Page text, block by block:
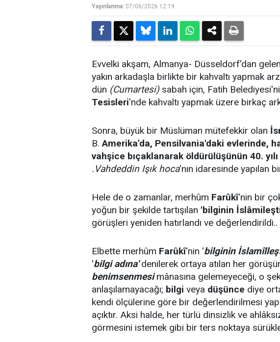
Yayınlanma: 07/06/2026 12:19
Evvelki akşam, Almanya- Düsseldorf'dan
yakın arkadaşla birlikte bir kahvaltı yapmak
dün (Cumartesi)sabah için, Fatih
Tesisleri'nde kahvaltı yapmak üzere birkaç
Sonra, büyük bir Müslüman mütefekkir olan
B.Amerika'da, Pensilvania'daki evlerinde,
vahşice bıçaklanarak öldürülüşünün 40.
.Vahdeddin Işık hoca'nın idaresinde yapılan
Hele de o zamanlar, merhûm Farûkî'nin bir
yoğun bir şekilde tartışılan 'bilginin
görüşleri yeniden hatırlandı ve değerlendirildi..
Elbette merhûm Farûkî'nin 'bilginin
'bilgi adına'denilerek ortaya atılan her
benimsenmesimânasına gelemeyeceği, o
anlaşılamayacağı; bilgi veya düşünce diye
kendi ölçülerine göre bir değerlendirilmesi
açıktır. Aksi halde, her türlü dinsizlik ve
görmesini istemek gibi bir ters noktaya